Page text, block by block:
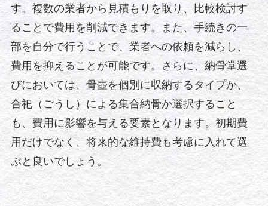
す。複数の業者から見積もりを取り、比較検討す
ることで費用を削減できます。また、手続きの一
部を自分で行うことで、業者への依頼を減らし、
費用を抑えることが可能です。さらに、納骨堂選
びにおいては、骨壺を個別に収納するタイプか、
合祀（ごうし）による集合納骨か選択すること
も、費用に影響を与える要素となります。初期費
用だけでなく、将来的な維持費も考慮に入れて選
ぶと良いでしょう。